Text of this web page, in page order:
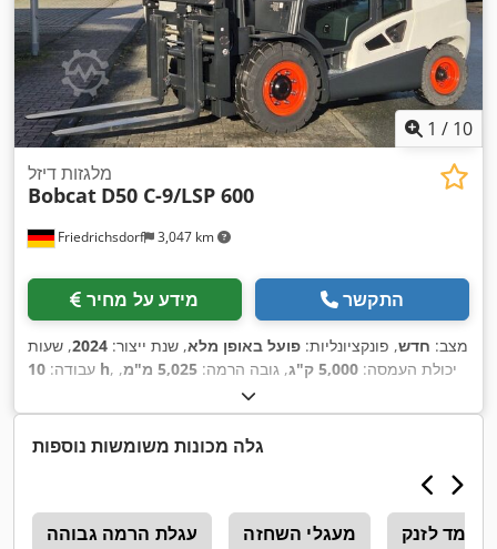
1 / 10
Friedrichsdorf 3,047 km
מלגזות דיזל
Bobcat D50 C-9/LSP 600
מידע על מחיר התקשר
מצב: חדש, פונקציונליות: פועל באופן מלא, שנת ייצור: 2024, שעות
עבודה: 10 h , יכולת העמסה: 5,000 ק"ג , גובה הרמה: 5,025 מ"מ
,
, סוג דלק:
גובה בנייה:2,470 מ"מ , כוח:55 קילוואט (74.78 כ"ס)
, רוחב
, אורך המזלג:1,200 מ"מ
, משקל עצמי:
גלה מכונות משומשות נוספות
עגלת הרמה גבוהה מעגלי השחזה עומד לזנק